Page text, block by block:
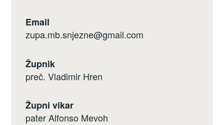
Email
zupa.mb.snjezne@gmail.com
Župnik
preč. Vladimir Hren
Župni vikar
pater Alfonso Mevoh